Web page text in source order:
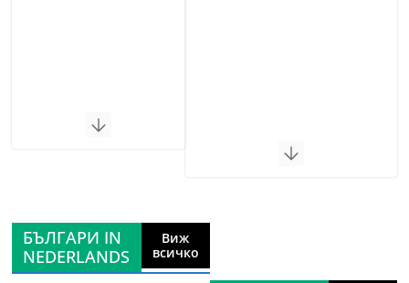
БЪЛГАРИ IN
NEDERLANDS
Виж
всичко